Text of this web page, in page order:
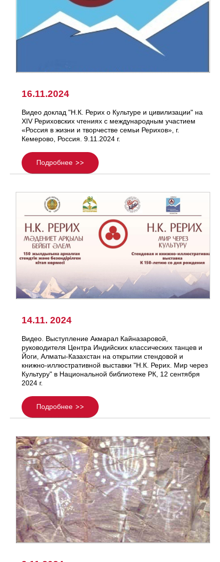
16.11.2024
Видео доклад "Н.К. Рерих о Культуре и цивилизации" на
ХIV Рериховских чтениях с международным участием
«Россия в жизни и творчестве семьи Рерихов», г.
Кемерово, Россия. 9.11.2024 г.
Подробнее
14.11. 2024
Видео. Выступление Акмарал Кайназаровой,
руководителя Центра Индийских классических танцев и
Йоги, Алматы-Казахстан на открытии стендовой и
книжно-иллюстративной выставки "Н.К. Рерих. Мир через
Культуру" в Национальной библиотеке РК, 12 сентября
2024 г.
Подробнее